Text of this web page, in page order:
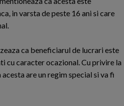
in varsta de peste 16 ani si care
ca beneficiarul de lucrari este
cu caracter ocazional. Cu privire la
are un regim special si va fi